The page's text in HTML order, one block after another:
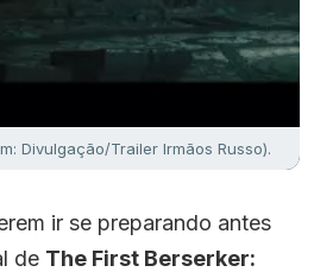
Divulgação/Trailer Irmãos Russo).
ir se preparando antes
de The First Berserker: